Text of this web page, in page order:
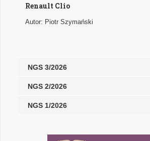
Renault Clio
Autor: Piotr Szymański
NGS 3/2026
NGS 2/2026
NGS 1/2026